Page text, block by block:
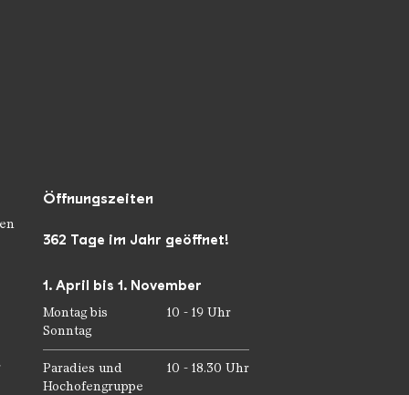
Öffnungszeiten
362 Tage im Jahr geöffnet!
1. April bis 1. November
Montag bis
Sonntag
10 - 19 Uhr
Paradies und
Hochofengruppe
10 - 18.30 Uhr